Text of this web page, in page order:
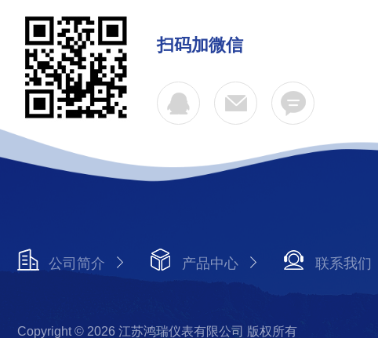
扫码加微信
公司简介 产品中心 联系我们
Copyright © 2026 江苏鸿瑞仪表有限公司 版权所有